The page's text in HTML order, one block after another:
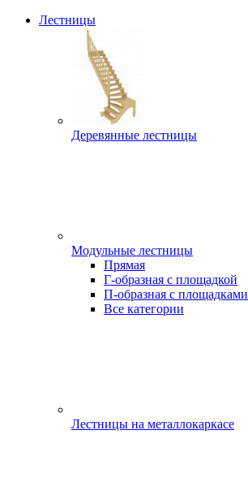
Лестницы
Деревянные лестницы
Модульные лестницы
Прямая
Г-образная с площадкой
П-образная с площадками
Все категории
Лестницы на металлокаркасе